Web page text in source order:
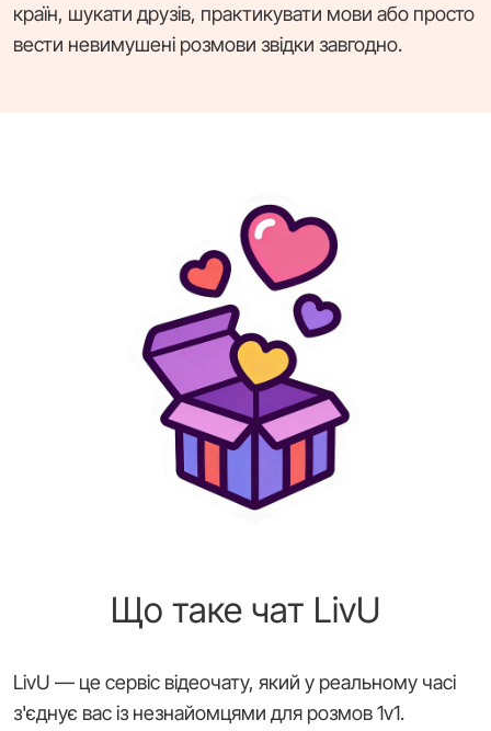
країн, шукати друзів, практикувати мови або просто
вести невимушені розмови звідки завгодно.
Що таке чат LivU
LivU — це сервіс відеочату, який у реальному часі
з'єднує вас із незнайомцями для розмов 1v1.